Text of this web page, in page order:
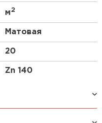
м2
Матовая
20
Zn 140